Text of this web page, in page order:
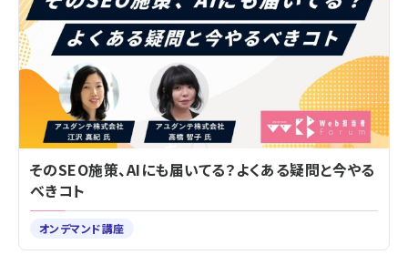
そのSEO施策、AIにも届いてる？よくある疑問と今やる
べきコト
オンデマンド講座